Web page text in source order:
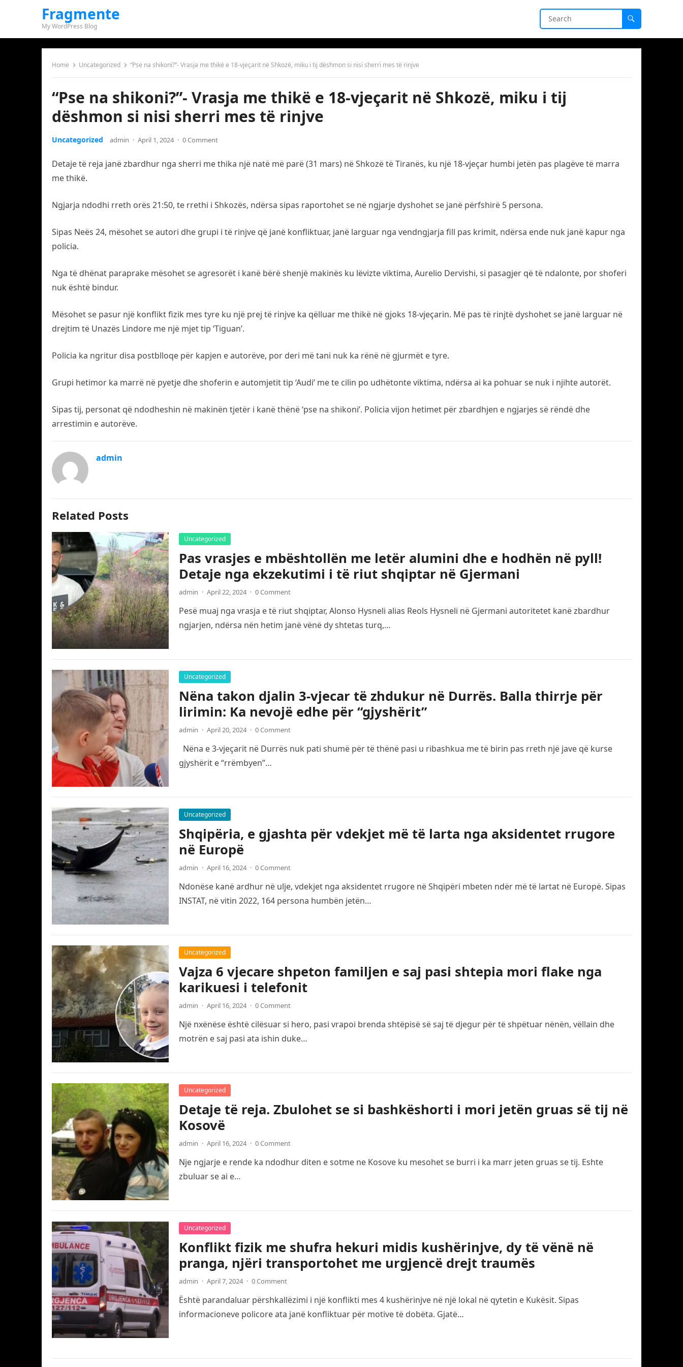
Fragmente
My WordPress Blog
Home Uncategorized “Pse na shikoni?”- Vrasja me thikë e 18-vjeçarit në Shkozë, miku i tij dëshmon si nisi sherri mes të rinjve
“Pse na shikoni?”- Vrasja me thikë e 18-vjeçarit në Shkozë, miku i tij
dëshmon si nisi sherri mes të rinjve
Uncategorized admin · April 1, 2024 · 0 Comment
Detaje të reja janë zbardhur nga sherri me thika një natë më parë (31 mars) në Shkozë të Tiranës, ku një 18-vjeçar humbi jetën pas plagëve të marra
me thikë.
Ngjarja ndodhi rreth orës 21:50, te rrethi i Shkozës, ndërsa sipas raportohet se në ngjarje dyshohet se janë përfshirë 5 persona.
Sipas Neës 24, mësohet se autori dhe grupi i të rinjve që janë konfliktuar, janë larguar nga vendngjarja fill pas krimit, ndërsa ende nuk janë kapur nga
policia.
Nga të dhënat paraprake mësohet se agresorët i kanë bërë shenjë makinës ku lëvizte viktima, Aurelio Dervishi, si pasagjer që të ndalonte, por shoferi
nuk është bindur.
Mësohet se pasur një konflikt fizik mes tyre ku një prej të rinjve ka qëlluar me thikë në gjoks 18-vjeçarin. Më pas të rinjtë dyshohet se janë larguar në
drejtim të Unazës Lindore me një mjet tip ‘Tiguan’.
Policia ka ngritur disa postblloqe për kapjen e autorëve, por deri më tani nuk ka rënë në gjurmët e tyre.
Grupi hetimor ka marrë në pyetje dhe shoferin e automjetit tip ‘Audi’ me te cilin po udhëtonte viktima, ndërsa ai ka pohuar se nuk i njihte autorët.
Sipas tij, personat që ndodheshin në makinën tjetër i kanë thënë ‘pse na shikoni’. Policia vijon hetimet për zbardhjen e ngjarjes së rëndë dhe
arrestimin e autorëve.
admin
Related Posts
Uncategorized
Pas vrasjes e mbështollën me letër alumini dhe e hodhën në pyll!
Detaje nga ekzekutimi i të riut shqiptar në Gjermani
admin · April 22, 2024 · 0 Comment
Pesë muaj nga vrasja e të riut shqiptar, Alonso Hysneli alias Reols Hysneli në Gjermani autoritetet kanë zbardhur
ngjarjen, ndërsa nën hetim janë vënë dy shtetas turq,…
Uncategorized
Nëna takon djalin 3-vjecar të zhdukur në Durrës. Balla thirrje për
lirimin: Ka nevojë edhe për “gjyshërit”
admin · April 20, 2024 · 0 Comment
Nëna e 3-vjeçarit në Durrës nuk pati shumë për të thënë pasi u ribashkua me të birin pas rreth një jave që kurse
gjyshërit e “rrëmbyen”…
Uncategorized
Shqipëria, e gjashta për vdekjet më të larta nga aksidentet rrugore
në Europë
admin · April 16, 2024 · 0 Comment
Ndonëse kanë ardhur në ulje, vdekjet nga aksidentet rrugore në Shqipëri mbeten ndër më të lartat në Europë. Sipas
INSTAT, në vitin 2022, 164 persona humbën jetën…
Uncategorized
Vajza 6 vjecare shpeton familjen e saj pasi shtepia mori flake nga
karikuesi i telefonit
admin · April 16, 2024 · 0 Comment
Një nxënëse është cilësuar si hero, pasi vrapoi brenda shtëpisë së saj të djegur për të shpëtuar nënën, vëllain dhe
motrën e saj pasi ata ishin duke…
Uncategorized
Detaje të reja. Zbulohet se si bashkëshorti i mori jetën gruas së tij në
Kosovë
admin · April 16, 2024 · 0 Comment
Nje ngjarje e rende ka ndodhur diten e sotme ne Kosove ku mesohet se burri i ka marr jeten gruas se tij. Eshte
zbuluar se ai e…
Uncategorized
Konflikt fizik me shufra hekuri midis kushërinjve, dy të vënë në
pranga, njëri transportohet me urgjencë drejt traumës
admin · April 7, 2024 · 0 Comment
Është parandaluar përshkallëzimi i një konflikti mes 4 kushërinjve në një lokal në qytetin e Kukësit. Sipas
informacioneve policore ata janë konfliktuar për motive të dobëta. Gjatë…